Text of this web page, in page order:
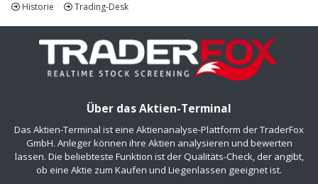
Historie
Trading-Desk
Über das Aktien-Terminal
Das Aktien-Terminal ist eine Aktienanalyse-Plattform der TraderFox
GmbH. Anleger können ihre Aktien analysieren und bewerten
lassen. Die beliebteste Funktion ist der Qualitäts-Check, der angibt,
ob eine Aktie zum Kaufen und Liegenlassen geeignet ist.